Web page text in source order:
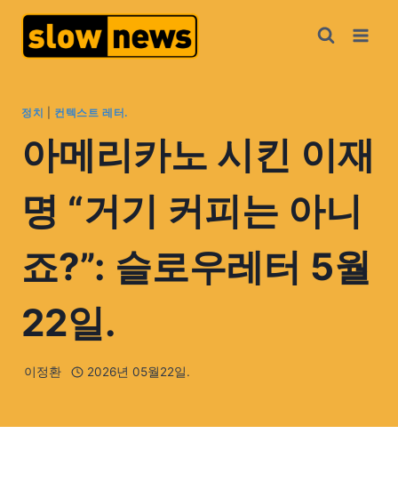
정치 컨텍스트 레터.
아메리카노 시킨 이재
명 “거기 커피는 아니
죠?”: 슬로우레터 5월
22일.
이정환 2026년 05월22일.